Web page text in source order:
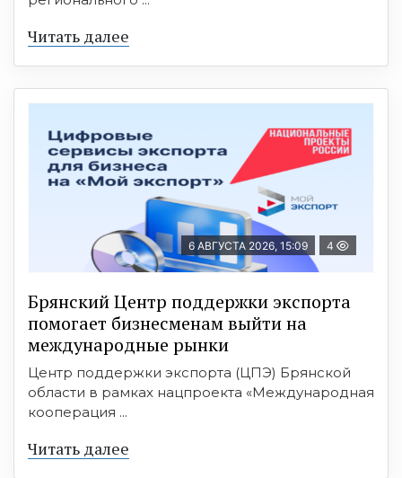
Читать далее
6 АВГУСТА 2026, 15:09 4
Брянский Центр поддержки экспорта
помогает бизнесменам выйти на
международные рынки
Центр поддержки экспорта (ЦПЭ) Брянской
области в рамках нацпроекта «Международная
кооперация ...
Читать далее